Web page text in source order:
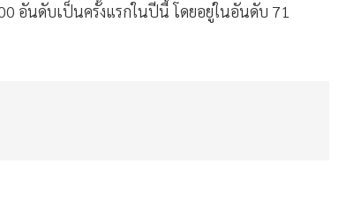
อันดับเป็นครั้งแรกในปีนี้ โดยอยู่ในอันดับ 71